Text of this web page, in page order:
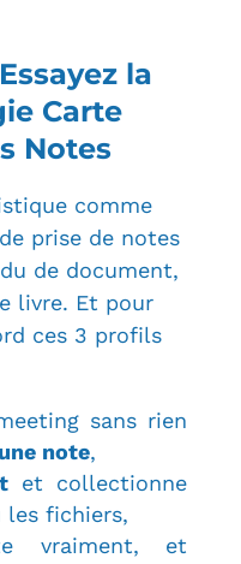
la
Carte
Notes
comme
prise de notes
de document,
livre. Et pour
ces 3 profils
sans rien
note,
et collectionne
les fichiers,
vraiment, et